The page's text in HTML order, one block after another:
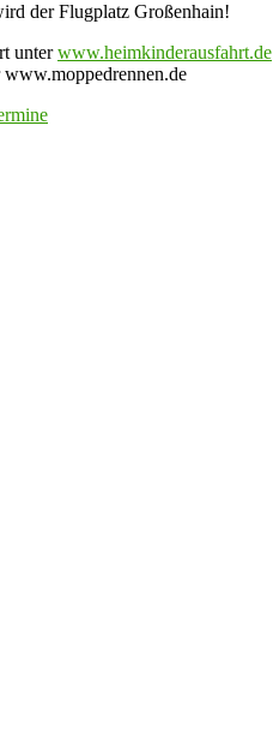
der Flugplatz Großenhain!
unterwww.heimkinderausfahrt.de